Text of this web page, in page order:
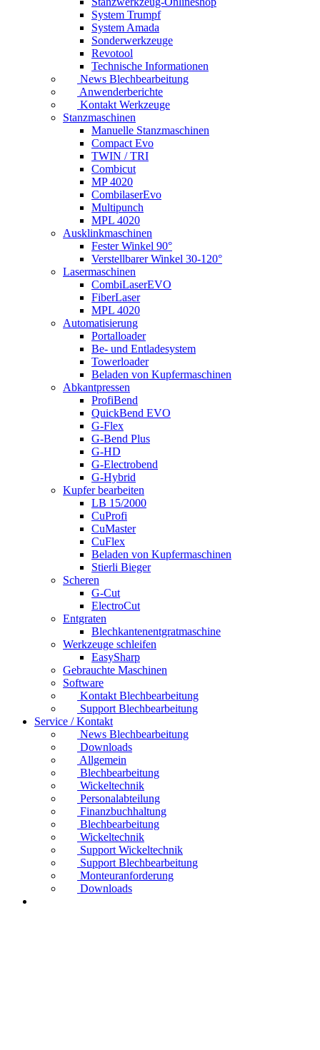
System Trumpf
System Amada
Sonderwerkzeuge
Revotool
Technische Informationen
News Blechbearbeitung
Anwenderberichte
Kontakt Werkzeuge
Stanzmaschinen
Manuelle Stanzmaschinen
Compact Evo
TWIN / TRI
Combicut
MP 4020
CombilaserEvo
Multipunch
MPL 4020
Ausklinkmaschinen
Fester Winkel 90°
Verstellbarer Winkel 30-120°
Lasermaschinen
CombiLaserEVO
FiberLaser
MPL 4020
Automatisierung
Portalloader
Be- und Entladesystem
Towerloader
Beladen von Kupfermaschinen
Abkantpressen
ProfiBend
QuickBend EVO
G-Flex
G-Bend Plus
G-HD
G-Electrobend
G-Hybrid
Kupfer bearbeiten
LB 15/2000
CuProfi
CuMaster
CuFlex
Beladen von Kupfermaschinen
Stierli Bieger
Scheren
G-Cut
ElectroCut
Entgraten
Blechkantenentgratmaschine
Werkzeuge schleifen
EasySharp
Gebrauchte Maschinen
Software
Kontakt Blechbearbeitung
Support Blechbearbeitung
Service / Kontakt
News Blechbearbeitung
Downloads
Allgemein
Blechbearbeitung
Wickeltechnik
Personalabteilung
Finanzbuchhaltung
Blechbearbeitung
Wickeltechnik
Support Wickeltechnik
Support Blechbearbeitung
Monteuranforderung
Downloads